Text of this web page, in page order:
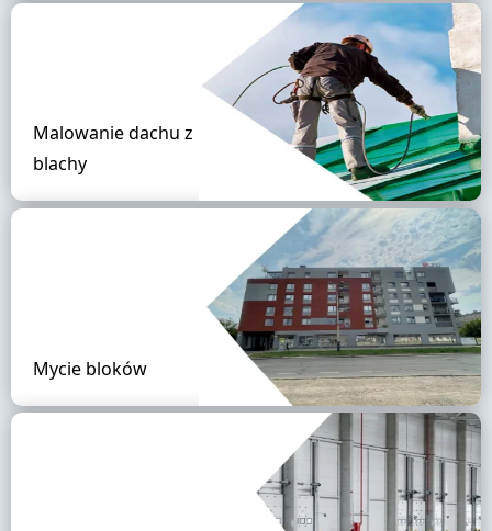
Malowanie dachu z
blachy
Mycie bloków